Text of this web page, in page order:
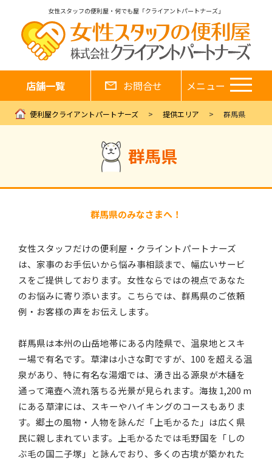
女性スタッフの便利屋・何でも屋「クライアントパートナーズ」
店舗一覧 お問合せ メニュー
便利屋クライアントパートナーズ 提供エリア 群馬県
群馬県
群馬県のみなさまへ！
女性スタッフだけの便利屋・クライントパートナーズ
は、家事のお手伝いから悩み事相談まで、幅広いサービ
スをご提供しております。女性ならではの視点であなた
のお悩みに寄り添います。こちらでは、群馬県のご依頼
例・お客様の声をお伝えします。
群馬県は本州の山岳地帯にある内陸県で、温泉地とスキ
ー場で有名です。草津は小さな町ですが、100 を超える温
泉があり、特に有名な湯畑では、湧き出る源泉が木樋を
通って滝壺へ流れ落ちる光景が見られます。海抜 1,200 m
にある草津には、スキーやハイキングのコースもありま
す。郷土の風物・人物を詠んだ「上毛かるた」は広く県
民に親しまれています。上毛かるたでは毛野国を「しの
ぶ毛の国二子塚」と詠んでおり、多くの古墳が築かれた